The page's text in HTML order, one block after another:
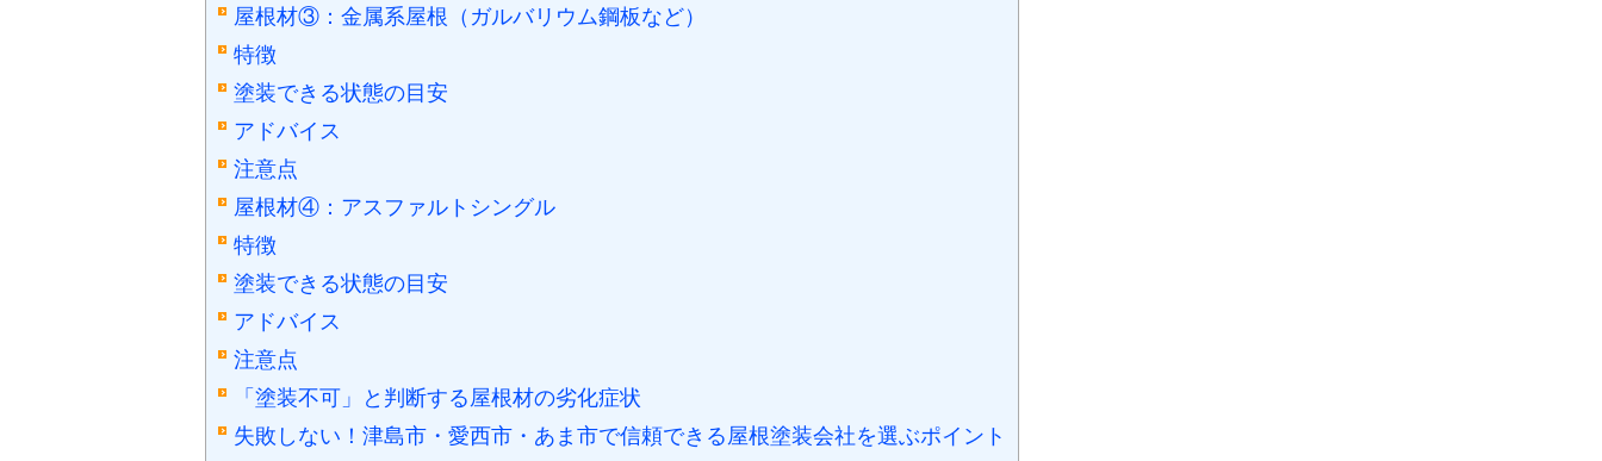
屋根材③：金属系屋根（ガルバリウム鋼板など）
特徴
塗装できる状態の目安
アドバイス
注意点
屋根材④：アスファルトシングル
特徴
塗装できる状態の目安
アドバイス
注意点
「塗装不可」と判断する屋根材の劣化症状
失敗しない！津島市・愛西市・あま市で信頼できる屋根塗装会社を選ぶポイント